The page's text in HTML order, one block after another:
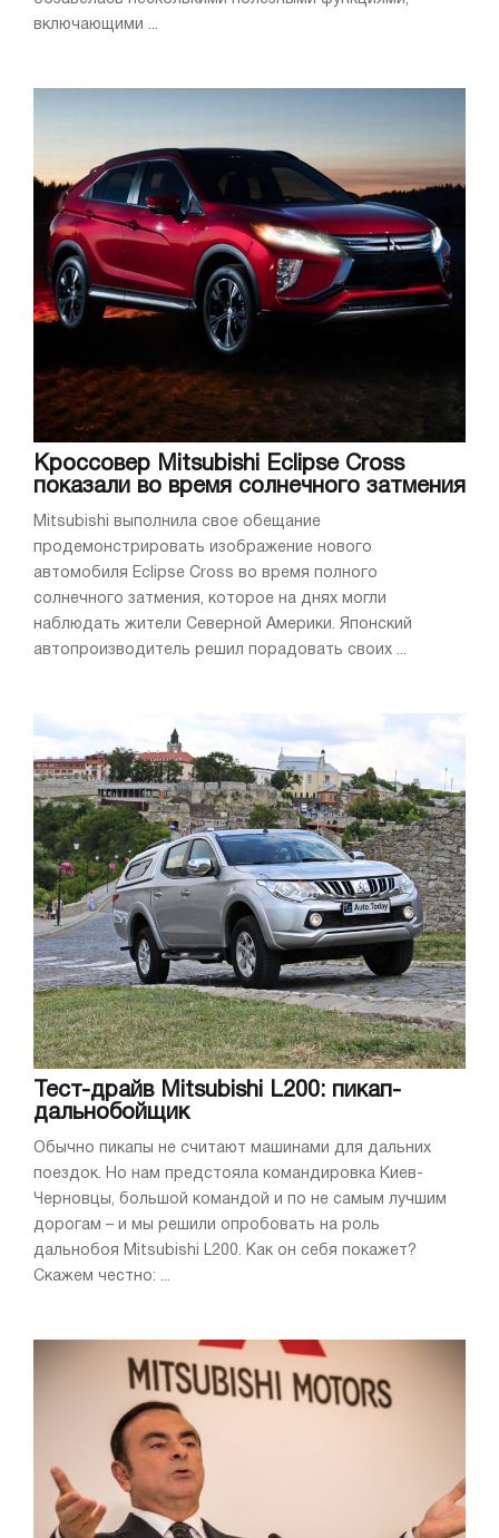
включающими ...
Кроссовер Mitsubishi Eclipse Cross
показали во время солнечного затмения
Mitsubishi выполнила свое обещание
продемонстрировать изображение нового
автомобиля Eclipse Cross во время полного
солнечного затмения, которое на днях могли
наблюдать жители Северной Америки. Японский
автопроизводитель решил порадовать своих ...
Тест-драйв Mitsubishi L200: пикап-
дальнобойщик
Обычно пикапы не считают машинами для дальних
поездок. Но нам предстояла командировка Киев-
Черновцы, большой командой и по не самым лучшим
дорогам – и мы решили опробовать на роль
дальнобоя Mitsubishi L200. Как он себя покажет?
Скажем честно: ...